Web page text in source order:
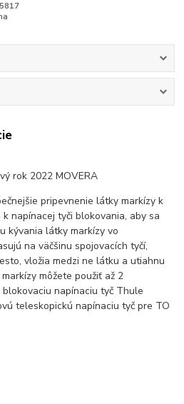
rok 2022 MOVERA
pripevnenie látky markízy k
napínacej tyči blokovania, aby sa
kývania látky markízy vo
na väčšinu spojovacích tyčí,
vložia medzi ne látku a utiahnu
môžete použiť až 2
napínaciu tyč Thule
teleskopickú napínaciu tyč pre TO